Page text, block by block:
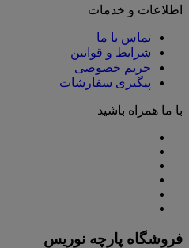
اطلاعات و خدمات
تماس با ما
شرایط و قوانین
حریم خصوصی
پیگیری سفارشات
با ما همراه باشید
فروشگاه پارچه نوریس